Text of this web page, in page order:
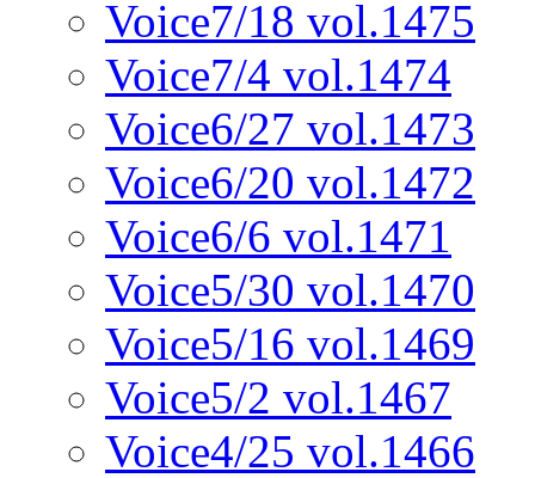
Voice7/18 vol.1475
Voice7/4 vol.1474
Voice6/27 vol.1473
Voice6/20 vol.1472
Voice6/6 vol.1471
Voice5/30 vol.1470
Voice5/16 vol.1469
Voice5/2 vol.1467
Voice4/25 vol.1466